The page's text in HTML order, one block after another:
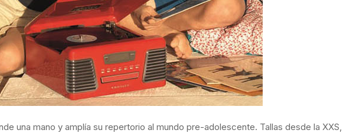
una mano y amplía su repertorio al mundo pre-adolescente. Tallas desde la XXS,